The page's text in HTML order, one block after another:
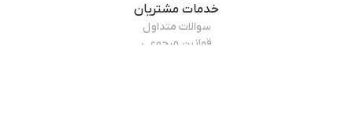
خدمات مشتریان
سوالات متداول
قوانین مرجوعی